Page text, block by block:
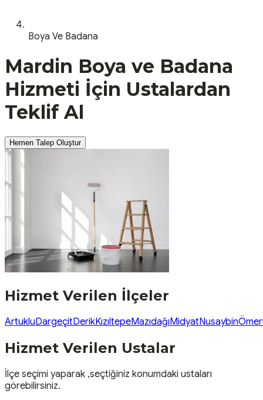
Boya Ve Badana
Mardin Boya ve Badana
Hizmeti İçin Ustalardan
Teklif Al
Hemen Talep Oluştur
Hizmet Verilen İlçeler
ArtukluDargeçitDerikKızıltepeMazıdağıMidyatNusaybin
Hizmet Verilen Ustalar
İlçe seçimi yaparak ,seçtiğiniz konumdaki ustaları
görebilirsiniz.